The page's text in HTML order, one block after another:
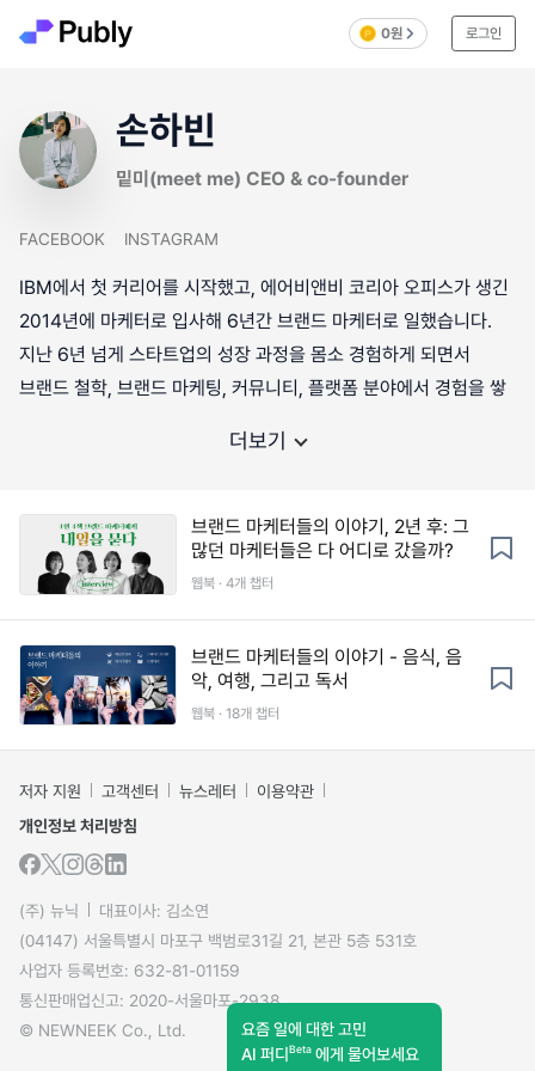
0원 로그인
손하빈
밑미(meet me) CEO & co-founder
FACEBOOK INSTAGRAM
IBM에서 첫 커리어를 시작했고, 에어비앤비 코리아 오피스가 생긴
2014년에 마케터로 입사해 6년간 브랜드 마케터로 일했습니다.
지난 6년 넘게 스타트업의 성장 과정을 몸소 경험하게 되면서
브랜드 철학, 브랜드 마케팅, 커뮤니티, 플랫폼 분야에서 경험을 쌓
더보기
브랜드 마케터들의 이야기, 2년 후: 그
많던 마케터들은 다 어디로 갔을까?
웹북 · 4개 챕터
브랜드 마케터들의 이야기 - 음식, 음
악, 여행, 그리고 독서
웹북 · 18개 챕터
저자 지원 고객센터 뉴스레터
이용약관
개인정보 처리방침
(주) 뉴닉
대표이사: 김소연
(04147) 서울특별시 마포구 백범로31길 21, 본관 5층 531호
사업자 등록번호: 632-81-01159
통신판매업신고: 2020-서울마포-2938
© NEWNEEK Co., Ltd.
요즘 일에 대한 고민
AI 퍼디Beta 에게 물어보세요